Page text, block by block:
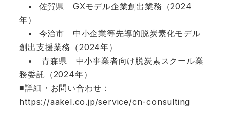
• 佐賀県 GXモデル企業創出業務（2024
年）
• 今治市 中小企業等先導的脱炭素化モデル
創出支援業務（2024年）
• 青森県 中小事業者向け脱炭素スクール業
務委託（2024年）
■詳細・お問い合わせ：
https://aakel.co.jp/service/cn-consulting